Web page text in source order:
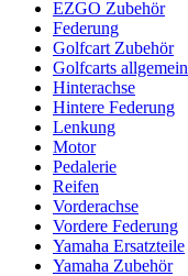
EZGO Zubehör
Federung
Golfcart Zubehör
Golfcarts allgemein
Hinterachse
Hintere Federung
Lenkung
Motor
Pedalerie
Reifen
Vorderachse
Vordere Federung
Yamaha Ersatzteile
Yamaha Zubehör